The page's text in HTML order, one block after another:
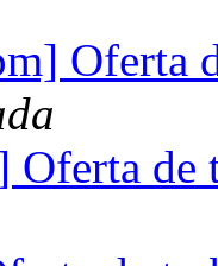
Oferta
Oferta